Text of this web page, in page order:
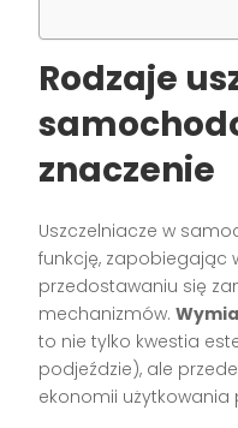
Rodzaje
znaczenie
Uszczelniacze w
funkcję, zapobiegając
przedostawaniu się
mechanizmów.
to nie tylko kwestia
podjeździe), ale
ekonomii użytkowania